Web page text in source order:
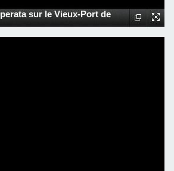
sur le Vieux-Port de